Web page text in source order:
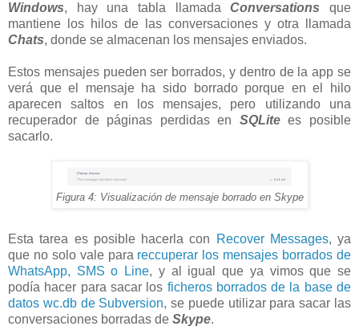
Windows, hay una tabla llamadaConversations que
mantiene los hilos de las conversaciones y otra llamada
Chats, donde se almacenan los mensajes enviados.
Estos mensajes pueden ser borrados, y dentro de la app se
verá que el mensaje ha sido borrado porque en el hilo
aparecen saltos en los mensajes, pero utilizando una
recuperador de páginas perdidas en SQLitees posible
sacarlo.
Figura 4: Visualización de mensaje borrado en Skype
Esta tarea es posible hacerla con Recover Messages, ya
que no solo vale para reccuperar los mensajes borrados de
WhatsApp, SMS o Line, y al igual que ya vimos que se
podía hacer para sacar los ficheros borrados de la base de
datos wc.db de Subversion, se puede utilizar para sacar las
conversaciones borradas de Skype.